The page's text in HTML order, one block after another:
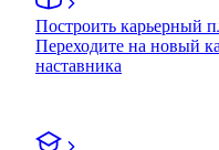
Построить карьерный
Переходите на новый
наставника